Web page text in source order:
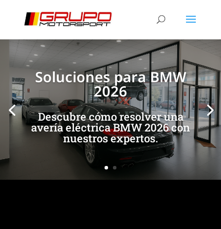
Soluciones para BMW
2026
Descubre cómo resolver una
avería eléctrica BMW 2026 con
nuestros expertos.
[/et_pb_slide][/et_pb_slide]